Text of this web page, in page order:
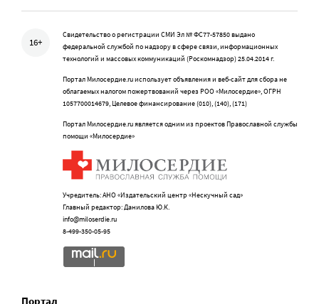
16+
Свидетельство о регистрации СМИ Эл № ФС77-57850 выдано
федеральной службой по надзору в сфере связи, информационных
технологий и массовых коммуникаций (Роскомнадзор) 25.04.2014 г.
Портал Милосердие.ru использует объявления и веб-сайт для сбора не
облагаемых налогом пожертвований через РОО «Милосердие», ОГРН
1057700014679, Целевое финансирование (010), (140), (171)
Портал Милосердие.ru является одним из проектов Православной службы
помощи «Милосердие»
Учредитель: АНО «Издательский центр «Нескучный сад»
Главный редактор: Данилова Ю.К.
info@miloserdie.ru
8-499-350-05-95
Портал